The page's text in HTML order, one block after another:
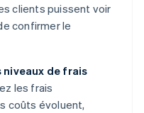
clients puissent voir
confirmer le
niveaux de frais
les frais
coûts évoluent,